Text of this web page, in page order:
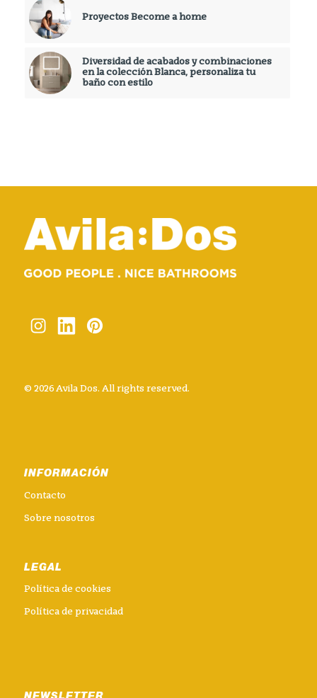
Proyectos Become a home
Diversidad de acabados y combinaciones
en la colección Blanca, personaliza tu
baño con estilo
© 2026 Avila Dos. All rights reserved.
INFORMACIÓN
Contacto
Sobre nosotros
LEGAL
Política de cookies
Política de privacidad